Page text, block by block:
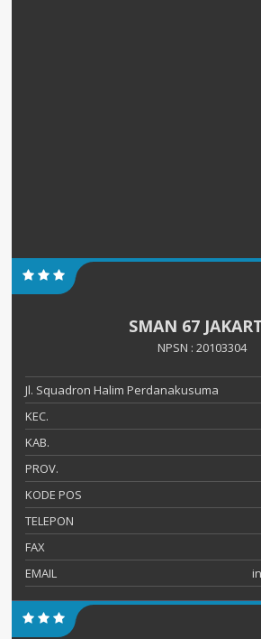
SMAN 67
NPSN : 20103304
Jl. Squadron Halim Perdanakusuma
KEC.
KAB.
PROV.
KODE POS
TELEPON
FAX
EMAIL